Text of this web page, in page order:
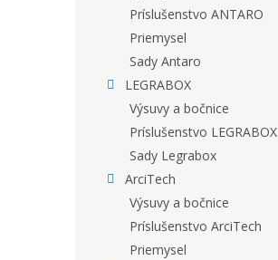
Príslušenstvo ANTARO
Priemysel
Sady Antaro
LEGRABOX
Výsuvy a bočnice
Príslušenstvo LEGRABOX
Sady Legrabox
ArciTech
Výsuvy a bočnice
Príslušenstvo ArciTech
Priemysel